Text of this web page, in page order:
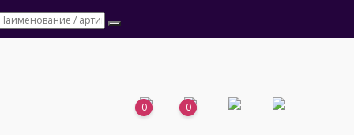
0 0